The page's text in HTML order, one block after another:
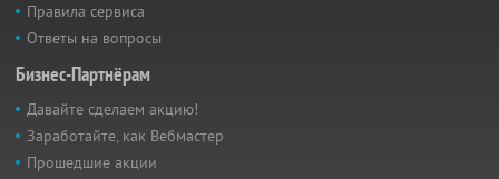
Правила сервиса
Ответы на вопросы
Бизнес-Партнёрам
Давайте сделаем акцию!
Заработайте, как Вебмастер
Прошедшие акции